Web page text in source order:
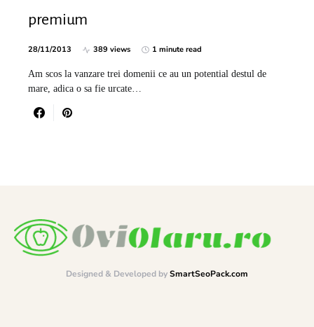
premium
28/11/2013 389 views 1 minute read
Am scos la vanzare trei domenii ce au un potential destul de
mare, adica o sa fie urcate…
Designed & Developed bySmartSeoPack.com